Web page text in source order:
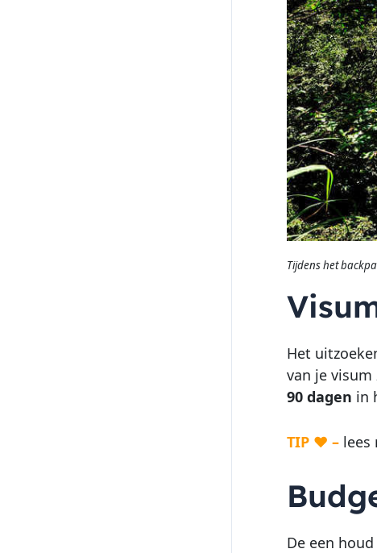
Tijdens het
Het
van je visum
90 dagen in
TIP ♥ –lees
De een